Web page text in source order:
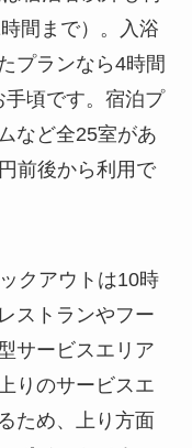
間まで）。入浴
プランなら4時間
頃です。宿泊プ
など全25室があ
前後から利用で
クアウトは10時
ストランやフー
サービスエリア
りのサービスエ
ため、上り方面